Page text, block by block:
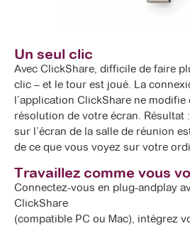
Un seul clic
Avec ClickShare, difficile de faire
clic – et le tour est joué. La
l’application ClickShare ne
résolution de votre écran. Résultat
sur l’écran de la salle de réunion
de ce que vous voyez sur votre
Travaillez comme vous
Connectez-vous en plug-andplay
ClickShare
(compatible PC ou Mac), intégrez